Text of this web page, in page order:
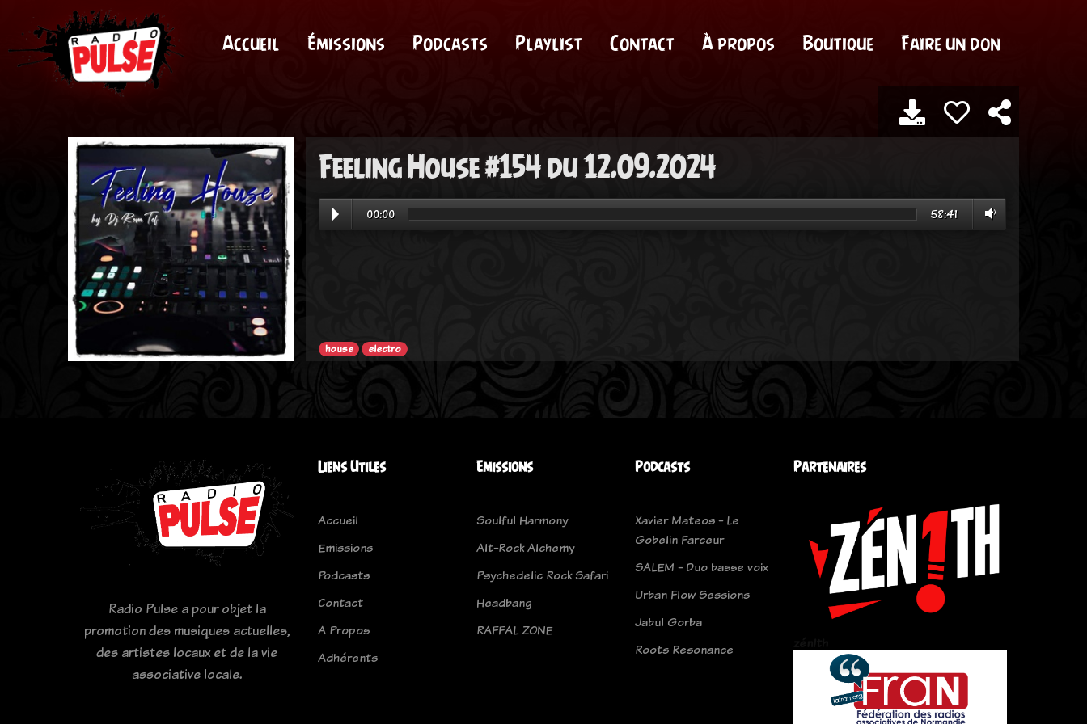
Accueil Émissions Podcasts Playlist Contact À propos Boutique Faire un don
Feeling House #154 du 12.09.2024
00:00 58:41
house electro
Radio Pulse a pour objet la
promotion des musiques actuelles,
des artistes locaux et de la vie
associative locale.
Liens Utiles
Accueil
Emissions
Podcasts
Contact
A Propos
Adhérents
Emissions
Soulful Harmony
Alt-Rock Alchemy
Psychedelic Rock Safari
Headbang
RAFFAL ZONE
Podcasts
Xavier Mateos - Le
Gobelin Farceur
SALEM - Duo basse voix
Urban Flow Sessions
Jabul Gorba
Roots Resonance
Partenaires